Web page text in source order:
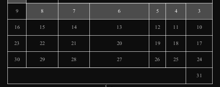
3
4
5
6
7
8
9
10
11
12
13
14
15
16
17
18
19
20
21
22
23
24
25
26
27
28
29
30
31